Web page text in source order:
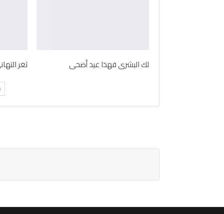
لك البشرى فهذا عيد أضحى ثغر